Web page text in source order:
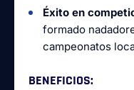
Éxito en
formado
campeonatos
BENEFICIOS: